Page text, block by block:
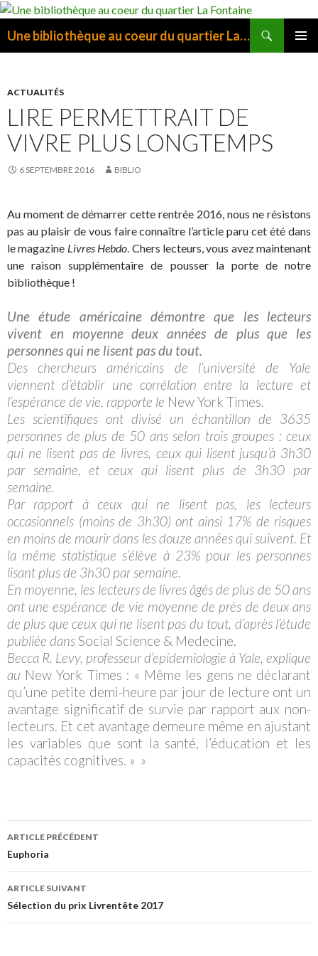
Une bibliothèque au coeur du quartier La Fontaine
ACTUALITÉS
LIRE PERMETTRAIT DE
VIVRE PLUS LONGTEMPS
6 SEPTEMBRE 2016 BIBLIO
Au moment de démarrer cette rentrée 2016, nous ne résistons
pas au plaisir de vous faire connaître l’article paru cet été dans
le magazine Livres Hebdo. Chers lecteurs, vous avez maintenant
une raison supplémentaire de pousser la porte de notre
bibliothèque !
Une étude américaine démontre que les lecteurs
vivent en moyenne deux années de plus que les
personnes qui ne lisent pas du tout.
Des chercheurs américains de l’université de Yale
viennent d’établir une corrélation entre la lecture et
l’espérance de vie, rapporte le New York Times.
Les scientifiques ont divisé un échantillon de 3635
personnes de plus de 50 ans selon trois groupes : ceux
qui ne lisent pas de livres, ceux qui lisent jusqu’à 3h30
par semaine, et ceux qui lisent plus de 3h30 par
semaine.
Par rapport à ceux qui ne lisent pas, les lecteurs
occasionnels (moins de 3h30) ont ainsi 17% de risques
en moins de mourir dans les douze années qui suivent. Et
la même statistique s’élève à 23% pour les personnes
lisant plus de 3h30 par semaine.
En moyenne, les lecteurs de livres âgés de plus de 50 ans
ont une espérance de vie moyenne de près de deux ans
de plus que ceux qui ne lisent pas du tout, d’après l’étude
publiée dansSocial Science & Medecine.
Becca R. Levy, professeur d’epidemiologie à Yale, explique
au New York Times : « Même les gens ne déclarant
qu’une petite demi-heure par jour de lecture ont un
avantage significatif de survie par rapport aux non-
lecteurs. Et cet avantage demeure même en ajustant
les variables que sont la santé, l’éducation et les
capacités cognitives. » »
Navigation
des
articles
ARTICLE PRÉCÉDENT
Euphoria
ARTICLE SUIVANT
Sélection du prix Livrentête 2017